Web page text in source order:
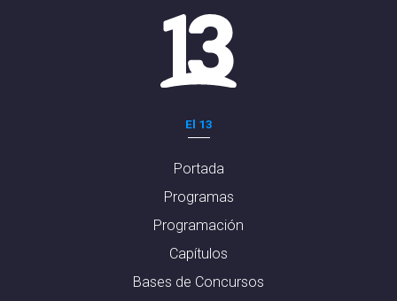
El 13
Portada
Programas
Programación
Capítulos
Bases de Concursos